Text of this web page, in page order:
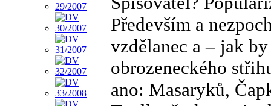
Především a
vzdělanec a – jak
obrozeneckého
ano: Masaryků,